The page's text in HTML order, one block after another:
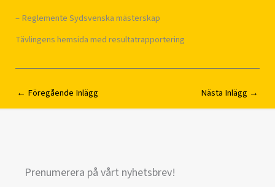
– Reglemente Sydsvenska mästerskap
Tävlingens hemsida med resultatrapportering
← Föregående Inlägg Nästa Inlägg →
Prenumerera på vårt nyhetsbrev!